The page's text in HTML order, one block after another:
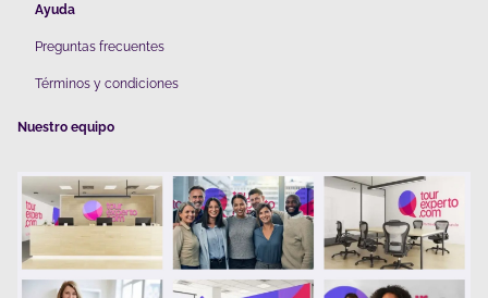
Ayuda
Preguntas frecuentes
Términos y condiciones
Nuestro equipo